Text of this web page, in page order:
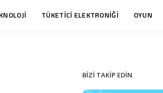
TÜKETİCİ ELEKTRONİĞİ OYUN
BİZİ TAKİP EDİN